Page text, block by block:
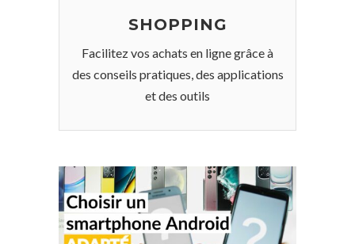
SHOPPING
Facilitez vos achats en ligne grâce à
des conseils pratiques, des applications
et des outils